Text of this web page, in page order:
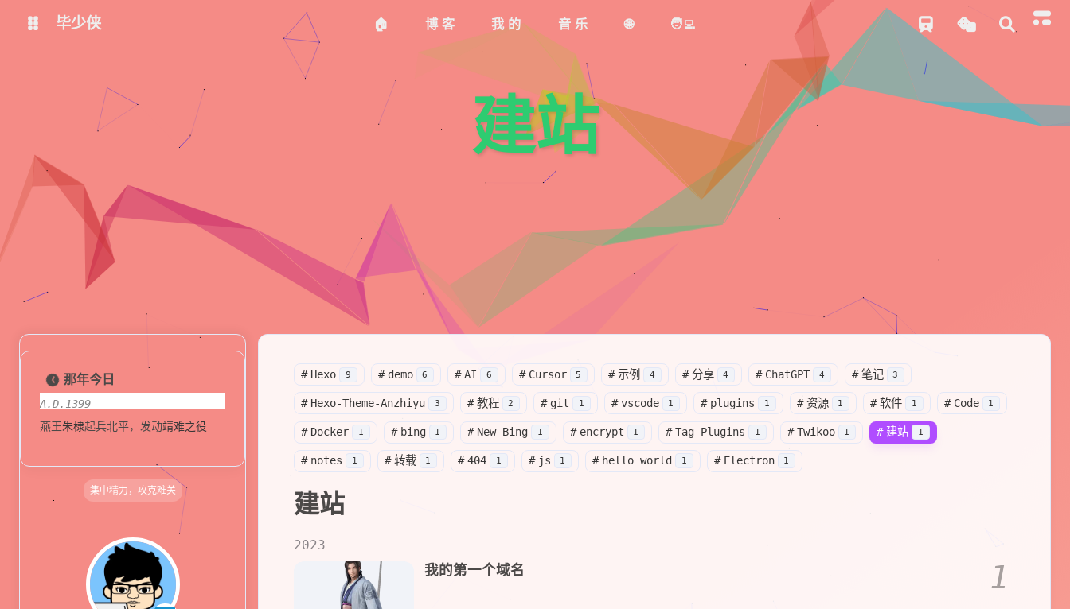
博客-Hugo 博客-Hexo
在线工具
ChatGPT AutoChatGPT
Bing-图像创建者 Stable Diffusion Online
文心一言
毕少侠 🏠 博客 我的 音乐 🌐 🧑‍💻
建站
# Hexo 9 # demo 6 # AI 6 # Cursor 5 # 示例 4 # 分享 4 # ChatGPT 4 # 笔记 3
# Hexo-Theme-Anzhiyu 3 # 教程 2 # git 1 # vscode 1 # plugins 1 # 资源 1 # 软件 1 # Code 1
# Docker 1 # bing 1 # New Bing 1 # encrypt 1 # Tag-Plugins 1 # Twikoo 1 # 建站 1
# notes 1 # 转载 1 # 404 1 # js 1 # hello world 1 # Electron 1
建站
2023
我的第一个域名 1
那年今日
A.D.1399
燕王朱棣起兵北平，发动靖难之役
神圣罗马帝国皇帝查理七世出生
A.D.1881
发明青霉素的弗莱明出生
A.D.1911
著名历史学家季羡林出生
A.D.1928
美国波普艺术安迪·沃霍尔 出生
A.D.1932
集中精力，攻克难关
打开/关闭中控台
shift M
shift D 深色/浅色显示模式
站内搜索
随机访问
友链鱼塘
关于本站
shift I 原版/本站右键菜单